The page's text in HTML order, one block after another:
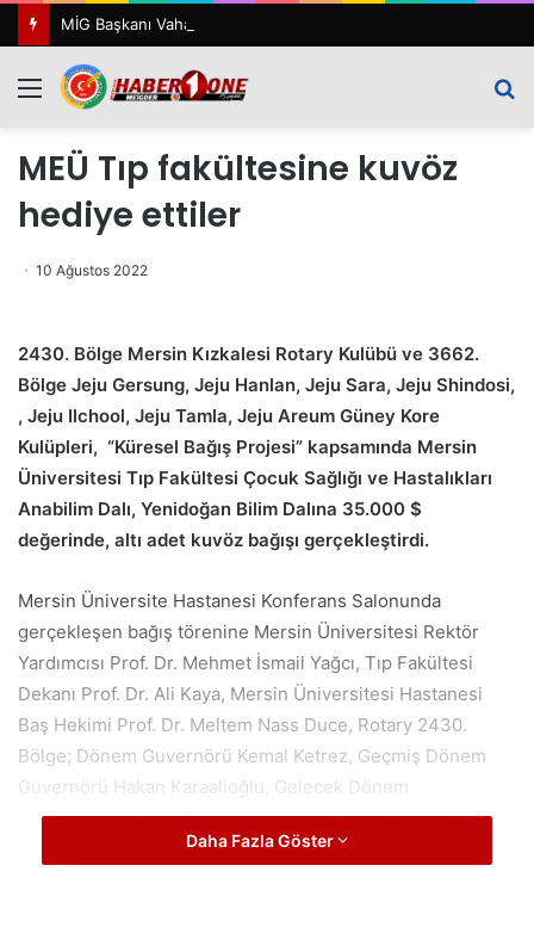
Menü
MEÜ Tıp fakültesine kuvöz
hediye ettiler
10 Ağustos 2022
2430. Bölge Mersin Kızkalesi Rotary Kulübü ve 3662.
Bölge Jeju Gersung, Jeju Hanlan, Jeju Sara, Jeju Shindosi,
, Jeju Ilchool, Jeju Tamla, Jeju Areum Güney Kore
Kulüpleri, “Küresel Bağış Projesi” kapsamında Mersin
Üniversitesi Tıp Fakültesi Çocuk Sağlığı ve Hastalıkları
Anabilim Dalı, Yenidoğan Bilim Dalına 35.000 $
değerinde, altı adet kuvöz bağışı gerçekleştirdi.
Mersin Üniversite Hastanesi Konferans Salonunda
gerçekleşen bağış törenine Mersin Üniversitesi Rektör
Yardımcısı Prof. Dr. Mehmet İsmail Yağcı, Tıp Fakültesi
Dekanı Prof. Dr. Ali Kaya, Mersin Üniversitesi Hastanesi
Baş Hekimi Prof. Dr. Meltem Nass Duce, Rotary 2430.
Bölge; Dönem Guvernörü Kemal Ketrez, Geçmiş Dönem
Guvernörü Hakan Karaalioğlu, Gelecek Dönem
Guvernörleri Emre Öztürk ve Kerem Muradi, Rotary
Kulüpleri Başkan ve üyeleri ile sağlık çalışanları katıldı.
Daha Fazla Göster